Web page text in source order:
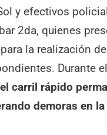
y efectivos
2da, quienes
la realización
Durante el
el carril rápido
demoras en la